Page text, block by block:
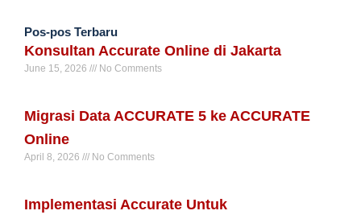
Pos-pos Terbaru
Konsultan Accurate Online di Jakarta
June 15, 2026 No Comments
Migrasi Data ACCURATE 5 ke ACCURATE
Online
April 8, 2026 No Comments
Implementasi Accurate Untuk